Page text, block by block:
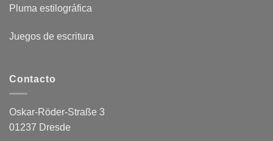
Pluma estilográfica
Juegos de escritura
Contacto
Oskar-Röder-Straße 3
01237 Dresde